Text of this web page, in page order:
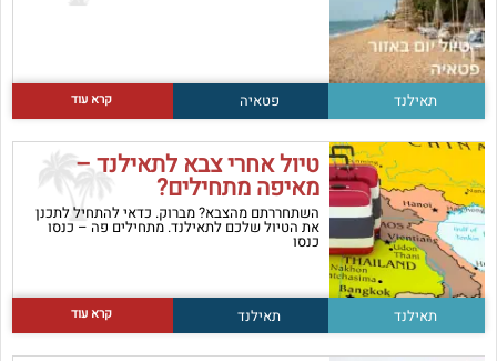
תאילנד פטאיה קרא עוד
טיול אחרי צבא לתאילנד –
מאיפה מתחילים?
השתחררתם מהצבא? מברוק. כדאי להתחיל לתכנן
את הטיול שלכם לתאילנד. מתחילים פה – כנסו
כנסו
תאילנד תאילנד קרא עוד